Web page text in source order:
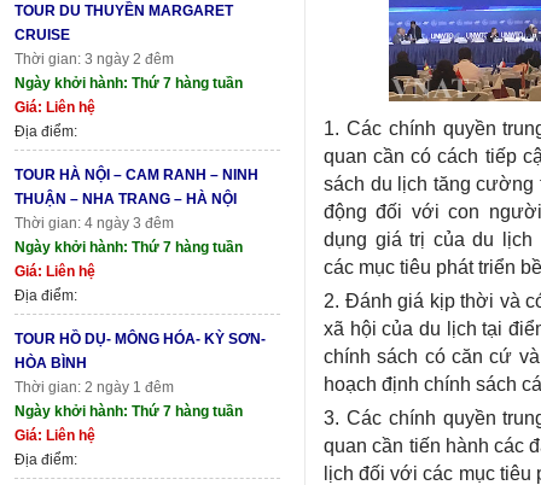
TOUR DU THUYỀN MARGARET
CRUISE
Thời gian: 3 ngày 2 đêm
Ngày khởi hành: Thứ 7 hàng tuần
Giá: Liên hệ
Địa điểm:
TOUR HÀ NỘI – CAM RANH – NINH
THUẬN – NHA TRANG – HÀ NỘI
Thời gian: 4 ngày 3 đêm
Ngày khởi hành: Thứ 7 hàng tuần
Giá: Liên hệ
Địa điểm:
TOUR HỒ DỤ- MÔNG HÓA- KỲ SƠN-
HÒA BÌNH
Thời gian: 2 ngày 1 đêm
Ngày khởi hành: Thứ 7 hàng tuần
Giá: Liên hệ
Địa điểm:
1. Các chính quyền
quan cần có cách tiếp
sách du lịch tăng cường
động đối với con
dụng giá trị của du
các mục tiêu phát triển
2. Đánh giá kịp thời và
xã hội của du lịch tại
chính sách có căn cứ
hoạch định chính sách
3. Các chính quyền
quan cần tiến hành các
lịch đối với các mục tiêu